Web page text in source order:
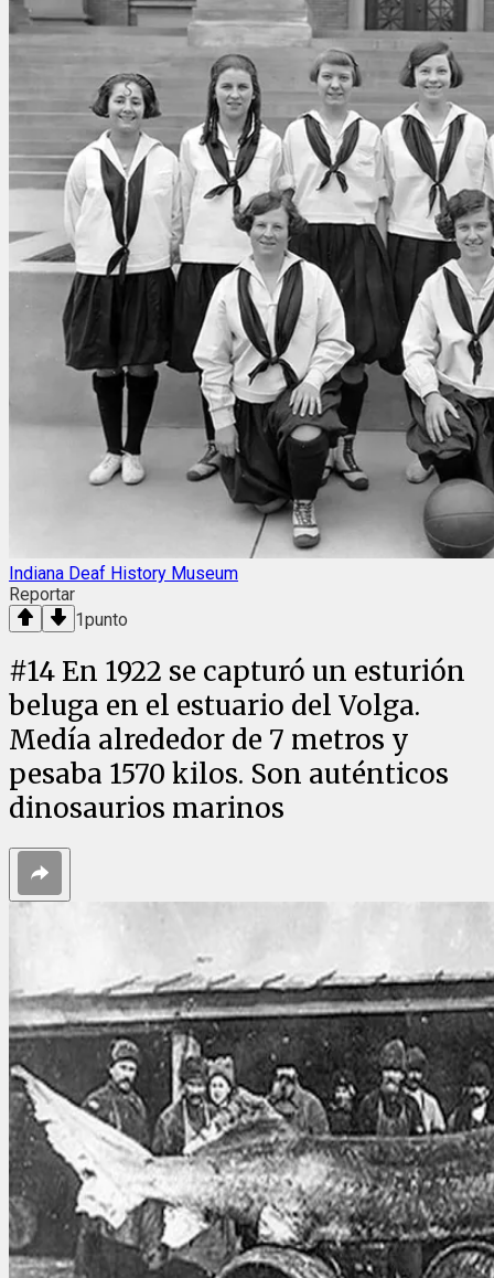
Indiana Deaf History Museum
Reportar
1punto
#14 En 1922 se capturó un esturión
beluga en el estuario del Volga.
Medía alrededor de 7 metros y
pesaba 1570 kilos. Son auténticos
dinosaurios marinos